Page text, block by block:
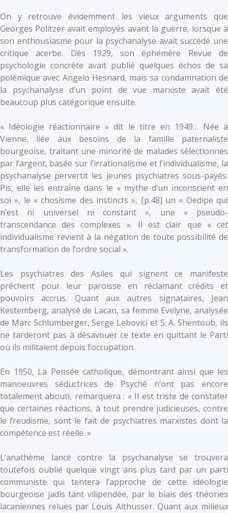
On y retrouve évidemment les vieux arguments que
Georges Politzer avait employés avant la guerre, lorsque à
son enthousiasme pour la psychanalyse avait succédé une
critique acerbe. Dès 1929, son éphémère Revue de
psychologie concrète avait publié quelques échos de sa
polémique avec Angelo Hesnard, mais sa condamnation de
la psychanalyse d’un point de vue marxiste avait été
beaucoup plus catégorique ensuite.
« Idéologie réactionnaire » dit le titre en 1949… Née à
Vienne, liée aux besoins de la famille paternaliste
bourgeoise, traitant une minorité de malades sélectionnés
par l’argent, basée sur l’irrationalisme et l’individualisme, la
psychanalyse pervertit les jeunes psychiatres sous-payés.
Pis, elle les entraîne dans le « mythe d’un inconscient en
soi », le « chosisme des instincts », [p.48] un « Oedipe qui
n’est ni universel ni constant », une « pseudo-
transcendance des complexes ». Il est clair que « cet
individualisme revient à la négation de toute possibilité de
transformation de l’ordre social ».
Les psychiatres des Asiles qui signent ce manifeste
prêchent pour leur paroisse en réclamant crédits et
pouvoirs accrus. Quant aux autres signataires, Jean
Kestemberg, analysé de Lacan, sa femme Evelyne, analysée
de Marc Schlumberger, Serge Lebovici et S. A. Shentoub, ils
ne tarderont pas à désavouer ce texte en quittant le Parti
où ils militaient depuis l’occupation.
En 1950, La Pensée catholique, démontrant ainsi que les
manoeuvres séductrices de Psyché n’ont pas encore
totalement abouti, remarquera : « Il est triste de constater
que certaines réactions, à tout prendre judicieuses, contre
le freudisme, sont le fait de psychiatres marxistes dont la
compétence est réelle. »
L’anathème lancé contre la psychanalyse se trouvera
toutefois oublié quelque vingt ans plus tard par un parti
communiste qui tentera l’approche de cette idéologie
bourgeoise jadis tant vilipendée, par le biais des théories
lacaniennes relues par Louis Althusser. Quant aux milieux